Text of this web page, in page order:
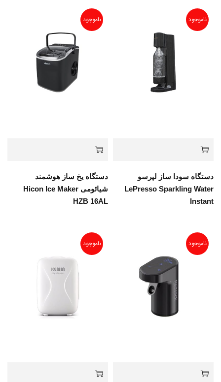
ناموجود
دستگاه سودا ساز لپرسو
LePresso Sparkling Water
Instant
ناموجود
دستگاه یخ ساز هوشمند
شیائومی Hicon Ice Maker
HZB 16AL
ناموجود ناموجود